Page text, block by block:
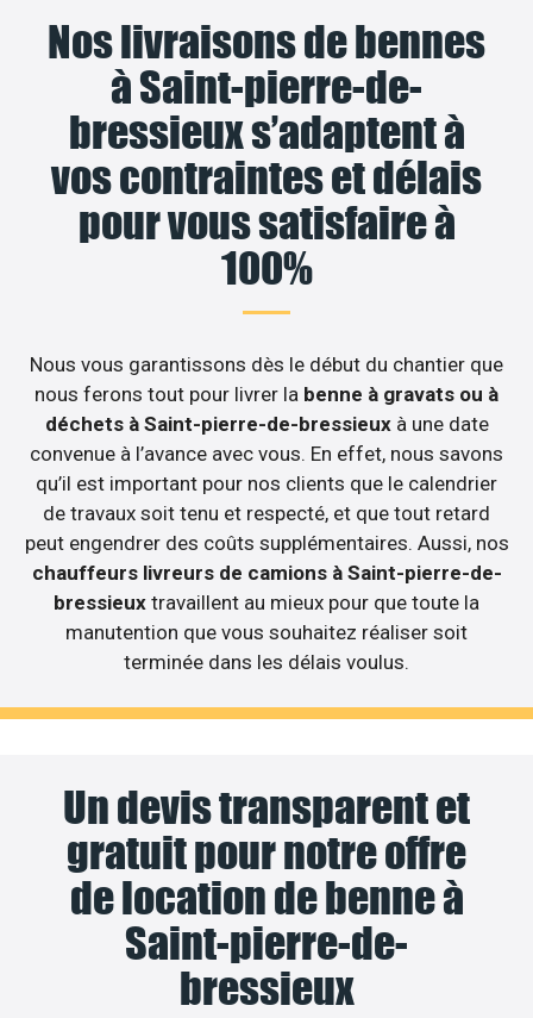
Nos livraisons de bennes
à Saint-pierre-de-
bressieux s’adaptent à
vos contraintes et délais
pour vous satisfaire à
100%
Nous vous garantissons dès le début du chantier que
nous ferons tout pour livrer la benne à gravats ou à
déchets à Saint-pierre-de-bressieux à une date
convenue à l’avance avec vous. En effet, nous savons
qu’il est important pour nos clients que le calendrier
de travaux soit tenu et respecté, et que tout retard
peut engendrer des coûts supplémentaires. Aussi, nos
chauffeurs livreurs de camions à Saint-pierre-de-
bressieux travaillent au mieux pour que toute la
manutention que vous souhaitez réaliser soit
terminée dans les délais voulus.
Un devis transparent et
gratuit pour notre offre
de location de benne à
Saint-pierre-de-
bressieux